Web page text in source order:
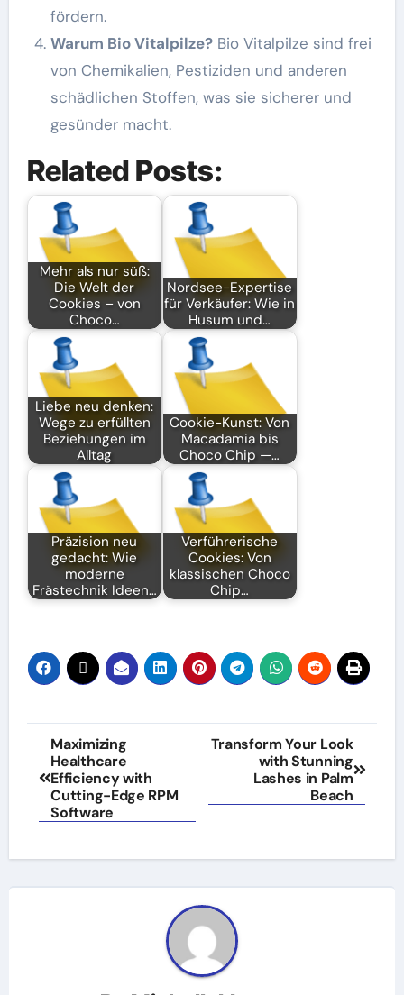
fördern.
Warum Bio Vitalpilze?Bio Vitalpilze sind frei
von Chemikalien, Pestiziden und anderen
schädlichen Stoffen, was sie sicherer und
gesünder macht.
Related Posts:
Mehr als nur süß:
Die Welt der
Cookies – von
Choco…
Nordsee-Expertise
für Verkäufer: Wie in
Husum und…
Liebe neu denken:
Wege zu erfüllten
Beziehungen im
Alltag
Cookie-Kunst: Von
Macadamia bis
Choco Chip —…
Präzision neu
gedacht: Wie
moderne
Frästechnik Ideen…
Verführerische
Cookies: Von
klassischen Choco
Chip…
Post
navigation
Maximizing
Healthcare
Efficiency with
Cutting-Edge RPM
Software
Transform Your Look
with Stunning
Lashes in Palm
Beach